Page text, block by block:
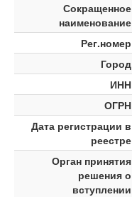
Сокращенное
наименование
Рег.номер
Город
ИНН
ОГРН
Дата регистрации в
реестре
Орган принятия
решения о
вступлении